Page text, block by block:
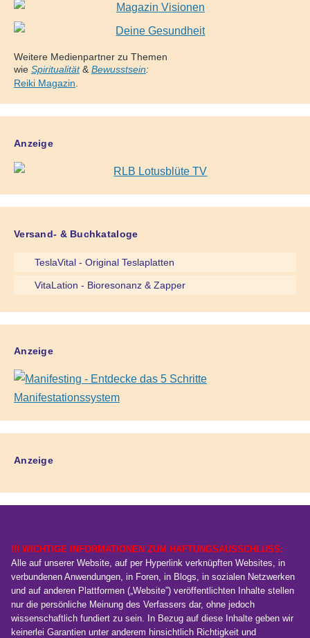
Weitere Medienpartner zu Themen
wie Spiritualität& Bewusstsein:
Reiki Magazin.
Anzeige
Versand- & Buchkataloge
TeslaVital - Original Teslaplatten
VitaLation - Bioresonanz & Zapper
Anzeige
Anzeige
!!! WICHTIGE INFORMATIONEN ZUM HAFTUNGSAUSSCHLUSS:
Alle auf unserer Website, auf per Hyperlink verknüpften Websites, in
verbundenen Anwendungen, in Foren, in Blogs, in sozialen Netzwerken
und auf anderen Plattformen („Website”) veröffentlichten Inhalte stellen
nur die persönliche Meinung des Verfassers dar, ohne jedoch
wissenschaftlich fundiert zu sein. In Bezug auf diese Inhalte geben wir
keinerlei Garantien unter anderem hinsichtlich Richtigkeit und